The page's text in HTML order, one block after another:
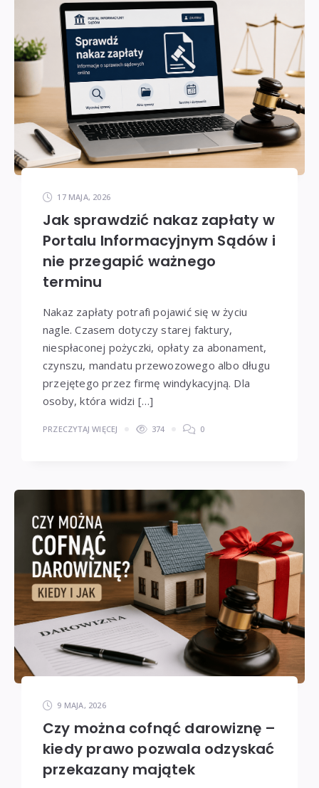
17 MAJA, 2026
Jak sprawdzić nakaz zapłaty w
Portalu Informacyjnym Sądów i
nie przegapić ważnego
terminu
Nakaz zapłaty potrafi pojawić się w życiu
nagle. Czasem dotyczy starej faktury,
niespłaconej pożyczki, opłaty za abonament,
czynszu, mandatu przewozowego albo długu
przejętego przez firmę windykacyjną. Dla
osoby, która widzi […]
PRZECZYTAJ WIĘCEJ 374 0
9 MAJA, 2026
Czy można cofnąć darowiznę –
kiedy prawo pozwala odzyskać
przekazany majątek